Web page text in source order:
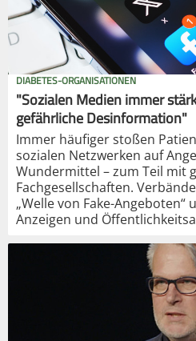
DIABETES-ORGANISATIONEN
"Sozialen Medien immer
gefährliche Desinformation"
Immer häufiger stoßen
sozialen Netzwerken auf
Wundermittel – zum Teil mit
Fachgesellschaften.
„Welle von Fake-
Anzeigen und